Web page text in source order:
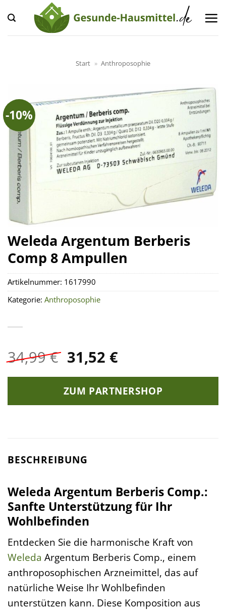
Inhalt
springen
Start » Anthroposophie
-10%
Weleda Argentum Berberis
Comp 8 Ampullen
34,99€ Ursprünglicher
Preis
war:
34,99 €
31,52 €Aktueller
ist:
31,52 €.
ZUM PARTNERSHOP
Artikelnummer: 1617990
Kategorie: Anthroposophie
BESCHREIBUNG
Weleda Argentum Berberis Comp.:
Sanfte Unterstützung für Ihr
Wohlbefinden
Entdecken Sie die harmonische Kraft von
Weleda Argentum Berberis Comp., einem
anthroposophischen Arzneimittel, das auf
natürliche Weise Ihr Wohlbefinden
unterstützen kann. Diese Komposition aus